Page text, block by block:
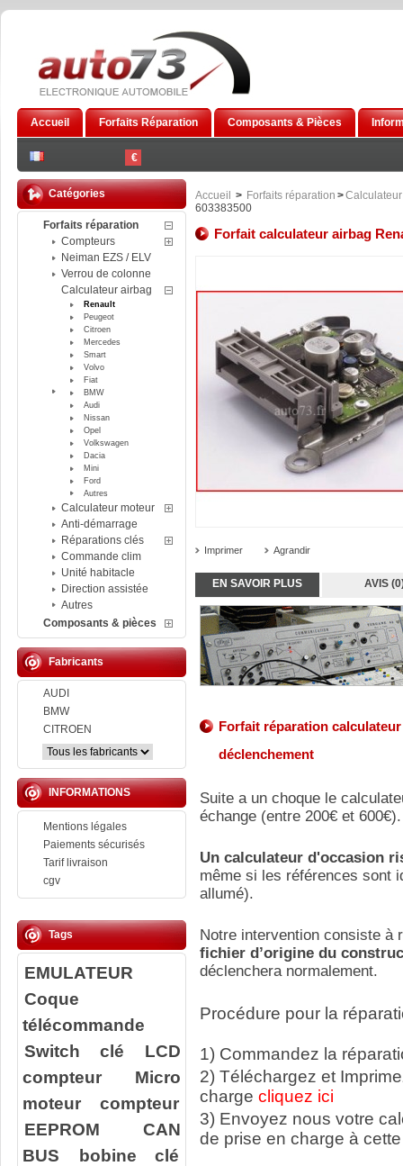
€
Accueil Forfaits Réparation Composants & Pièces
Catégories
Forfaits réparation
Compteurs
Neiman EZS / ELV
Verrou de colonne
Calculateur airbag
Renault
Peugeot
Citroen
Mercedes
Smart
Volvo
Fiat
BMW
Audi
Nissan
Opel
Volkswagen
Dacia
Mini
Ford
Autres
Calculateur moteur
Anti-démarrage
Réparations clés
Commande clim
Unité habitacle
Direction assistée
Autres
Composants & pièces
Fabricants
AUDI
BMW
CITROEN
INFORMATIONS
Mentions légales
Paiements sécurisés
Tarif livraison
cgv
Tags
EMULATEUR
Coque
télécommande
Switch clé
LCD
compteur
Micro
moteur compteur
EEPROM
CAN
BUS
bobine clé
Accueil > Forfaits réparation >
603383500
Forfait calculateur airbag
Imprimer Agrandir
EN SAVOIR PLUS AVIS
Forfait réparation
déclenchement
Suite a un choque le
échange (entre 200€ et 600€).
Un calculateur d'occasion
même si les références sont
allumé).
Notre intervention consiste à r
fichier d’origine du
déclenchera normalement.
Procédure pour la
1) Commandez la
2) Téléchargez et
charge cliquez ici
3) Envoyez nous votre
de prise en charge à